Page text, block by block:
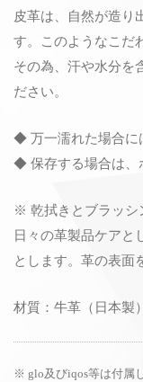
皮革は、自然が造り
す。このようなこだ
その為、汗や水分を
ださい。
◆ 万一濡れた場合に
◆ 保存する場合は、
※ 乾拭きとブラッシ
日々の革製品ケアと
とします。革の表面
材質：牛革（日本製）
※ glo及びiqos等は付属